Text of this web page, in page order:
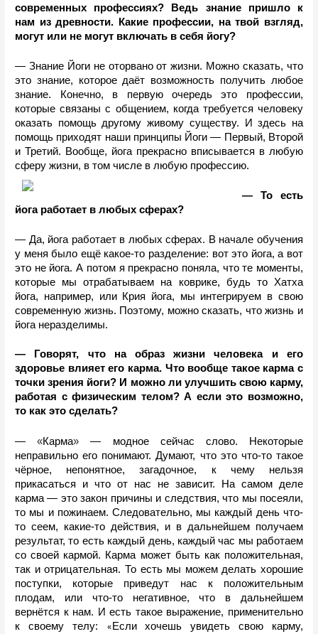
современных профессиях? Ведь знание пришло к
нам из древности. Какие профессии, на твой взгляд,
могут или не могут включать в себя йогу?
— Знание Йоги не оторвано от жизни. Можно сказать, что
это знание, которое даëт возможность получить любое
знание. Конечно, в первую очередь это профессии,
которые связаны с общением, когда требуется человеку
оказать помощь другому живому существу. И здесь на
помощь приходят наши принципы Йоги — Первый, Второй
и Третий. Вообще, йога прекрасно вписывается в любую
сферу жизни, в том числе в любую профессию.
— То есть
йога работает в любых сферах?
— Да, йога работает в любых сферах. В начале обучения
у меня было ещë какое-то разделение: вот это йога, а вот
это не йога. А потом я прекрасно поняла, что те моменты,
которые мы отрабатываем на коврике, будь то Хатха
йога, например, или Крия йога, мы интегрируем в свою
современную жизнь. Поэтому, можно сказать, что жизнь и
йога неразделимы.
— Говорят, что на образ жизни человека и его
здоровье влияет его карма. Что вообще такое карма с
точки зрения йоги? И можно ли улучшить свою карму,
работая с физическим телом? А если это возможно,
то как это сделать?
— «Карма» — модное сейчас слово. Некоторые
неправильно его понимают. Думают, что это что-то такое
чëрное, непонятное, загадочное, к чему нельзя
прикасаться и что от нас не зависит. На самом деле
карма — это закон причины и следствия, что мы посеяли,
то мы и пожинаем. Следовательно, мы каждый день что-
то сеем, какие-то действия, и в дальнейшем получаем
результат, то есть каждый день, каждый час мы работаем
со своей кармой. Карма может быть как положительная,
так и отрицательная. То есть мы можем делать хорошие
поступки, которые приведут нас к положительным
плодам, или что-то негативное, что в дальнейшем
вернëтся к нам. И есть такое выражение, применительно
к своему телу:
« Если хочешь увидеть свою карму,